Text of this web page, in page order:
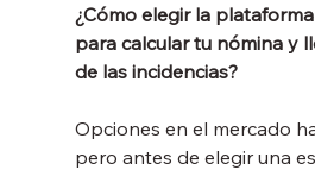
¿Cómo elegir la
para calcular tu nómina y
de las incidencias?
Opciones en el mercado
pero antes de elegir una